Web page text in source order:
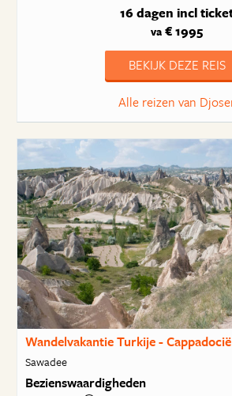
16 dagen incl
va € 1995
BEKIJK DEZE REIS
Alle reizen van
Wandelvakantie Turkije - Cappadocië
Sawadee
Bezienswaardigheden